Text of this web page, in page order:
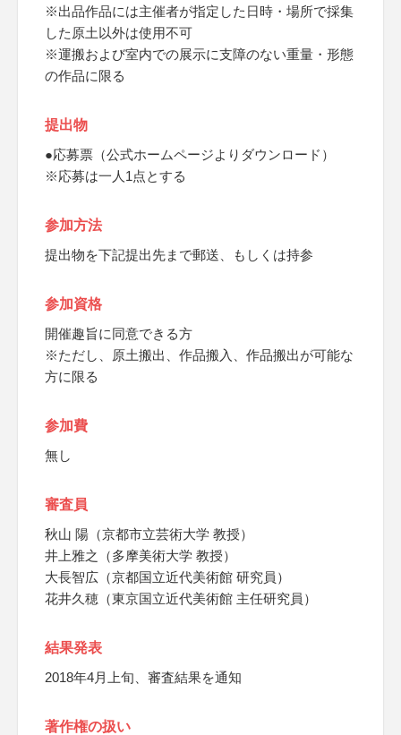
※出品作品には主催者が指定した日時・場所で採集
した原土以外は使用不可
※運搬および室内での展示に支障のない重量・形態
の作品に限る
提出物
●応募票（公式ホームページよりダウンロード）
※応募は一人1点とする
参加方法
提出物を下記提出先まで郵送、もしくは持参
参加資格
開催趣旨に同意できる方
※ただし、原土搬出、作品搬入、作品搬出が可能な
方に限る
参加費
無し
審査員
秋山 陽（京都市立芸術大学 教授）
井上雅之（多摩美術大学 教授）
大長智広（京都国立近代美術館 研究員）
花井久穂（東京国立近代美術館 主任研究員）
結果発表
2018年4月上旬、審査結果を通知
著作権の扱い